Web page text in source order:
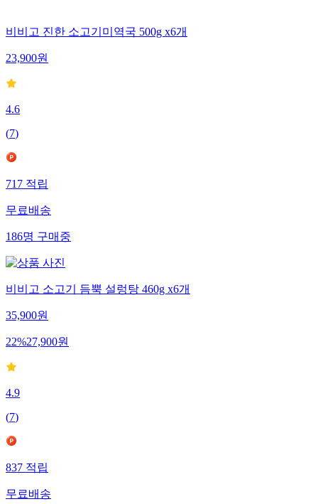
비비고 진한 소고기미역국 500g x6개
23,900원
4.6
(7)
717적립
무료배송
186명구매중
비비고 소고기 듬뿍 설렁탕 460g x6개
35,900원
22%27,900원
4.9
(7)
837적립
무료배송